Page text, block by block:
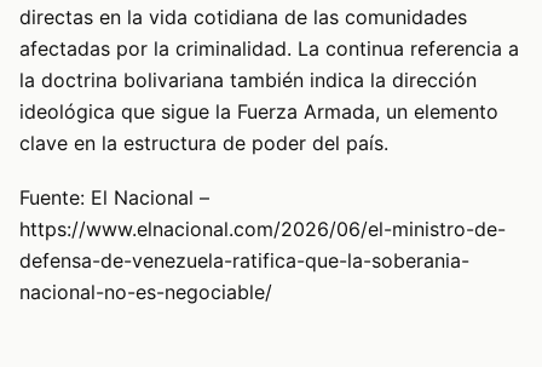
directas en la vida cotidiana de las comunidades
afectadas por la criminalidad. La continua referencia a
la doctrina bolivariana también indica la dirección
ideológica que sigue la Fuerza Armada, un elemento
clave en la estructura de poder del país.
Fuente: El Nacional –
https://www.elnacional.com/2026/06/el-ministro-de-
defensa-de-venezuela-ratifica-que-la-soberania-
nacional-no-es-negociable/